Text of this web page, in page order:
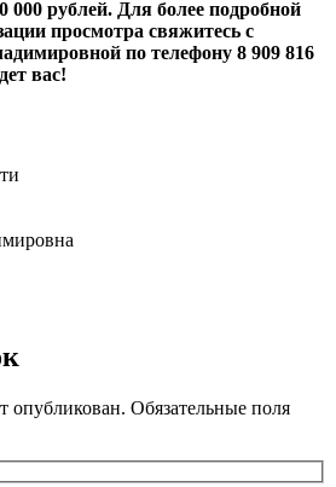
000 рублей. Для более подробной
просмотра свяжитесь с
по телефону 8 909 816
вас!
опубликован. Обязательные поля